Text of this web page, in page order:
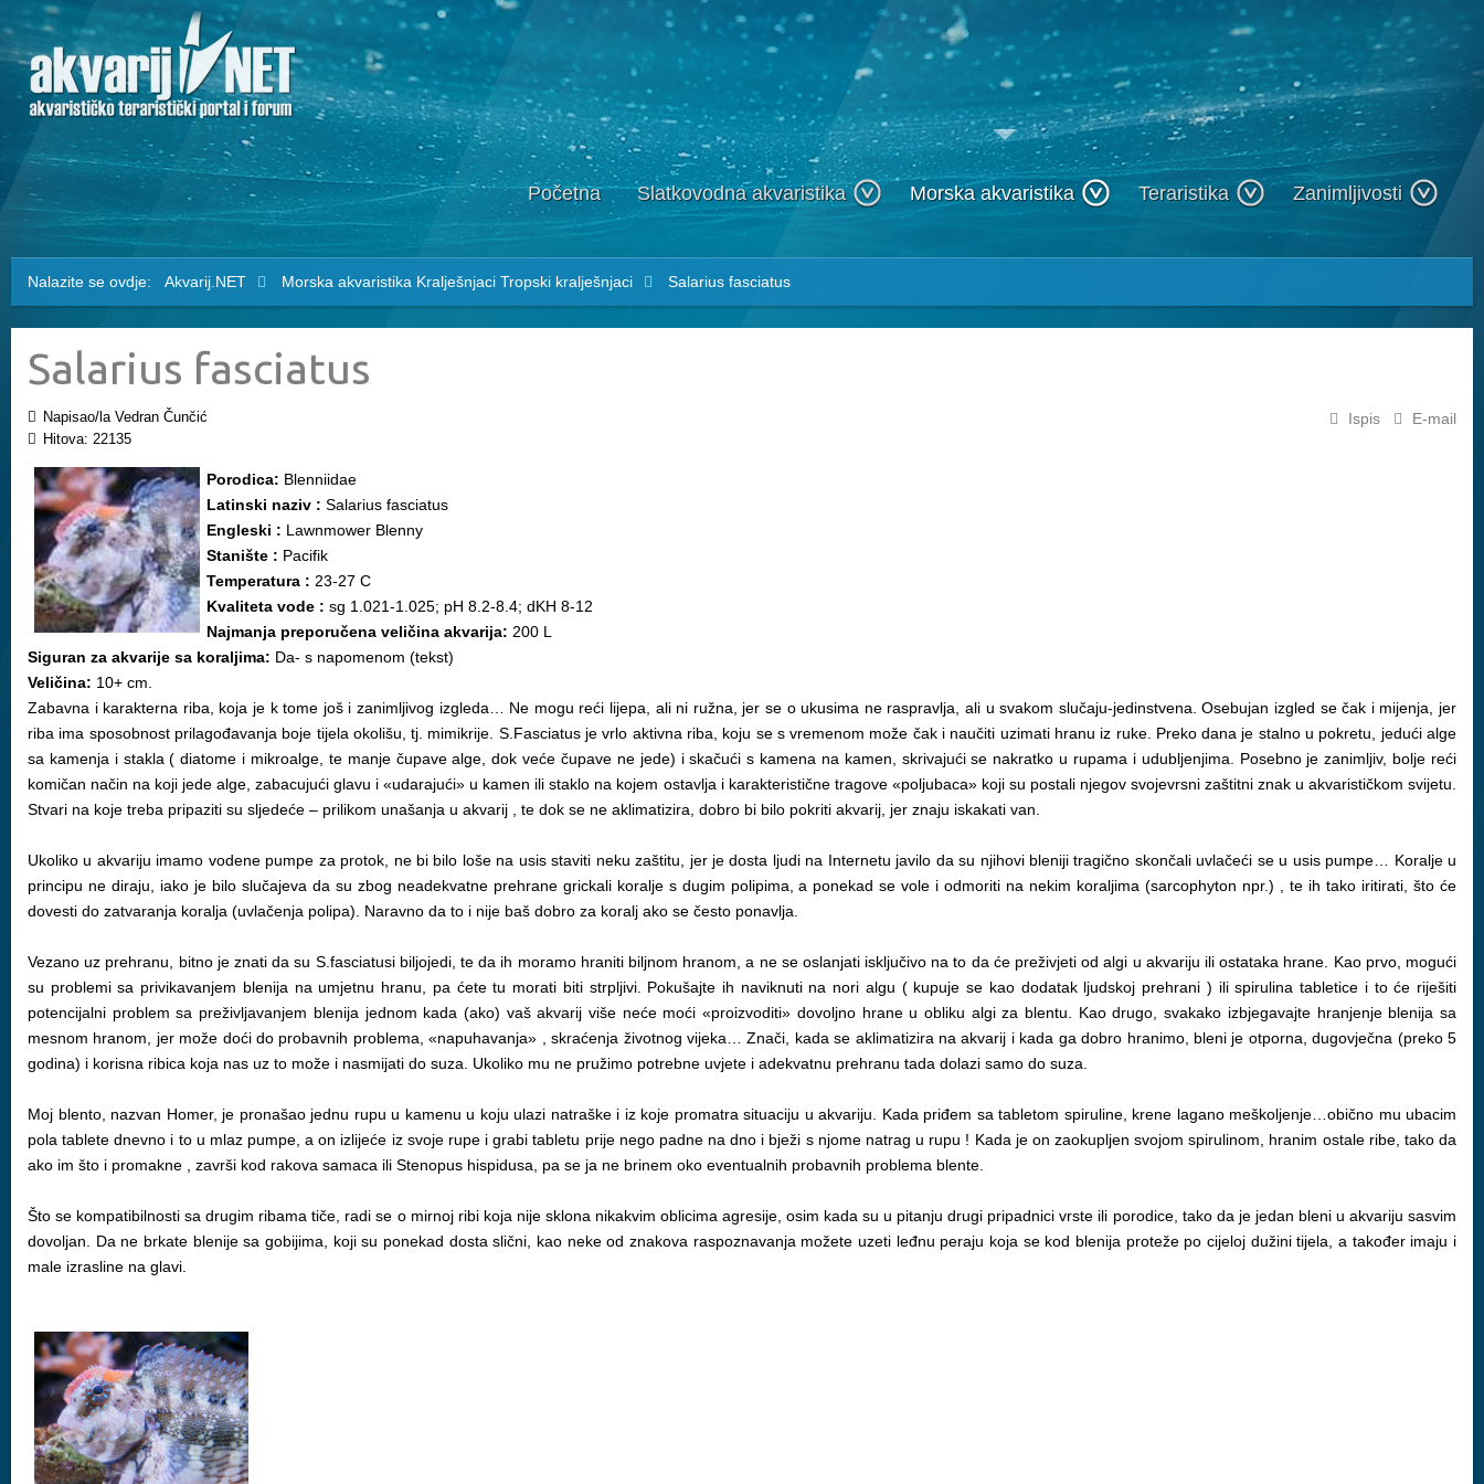
Početna Slatkovodna akvaristika Morska akvaristika Teraristika Zanimljivosti
Nalazite se ovdje: Akvarij.NET Morska akvaristika Kralješnjaci Tropski kralješnjaci Salarius fasciatus
Salarius fasciatus
Ispis E-mail
Napisao/la Vedran Čunčić
Hitova: 22135
Porodica: Blenniidae
Latinski naziv : Salarius fasciatus
Engleski : Lawnmower Blenny
Stanište : Pacifik
Temperatura : 23-27 C
Kvaliteta vode : sg 1.021-1.025; pH 8.2-8.4; dKH 8-12
Najmanja preporučena veličina akvarija: 200 L
Siguran za akvarije sa koraljima: Da- s napomenom (tekst)
Veličina: 10+ cm.
Zabavna i karakterna riba, koja je k tome još i zanimljivog izgleda… Ne mogu reći lijepa, ali ni ružna, jer se o ukusima ne raspravlja, ali u svakom slučaju-jedinstvena. Osebujan izgled se čak i mijenja, jer
riba ima sposobnost prilagođavanja boje tijela okolišu, tj. mimikrije. S.Fasciatus je vrlo aktivna riba, koju se s vremenom može čak i naučiti uzimati hranu iz ruke. Preko dana je stalno u pokretu, jedući alge
sa kamenja i stakla ( diatome i mikroalge, te manje čupave alge, dok veće čupave ne jede) i skačući s kamena na kamen, skrivajući se nakratko u rupama i udubljenjima. Posebno je zanimljiv, bolje reći
komičan način na koji jede alge, zabacujući glavu i «udarajući» u kamen ili staklo na kojem ostavlja i karakteristične tragove «poljubaca» koji su postali njegov svojevrsni zaštitni znak u akvarističkom svijetu.
Stvari na koje treba pripaziti su sljedeće – prilikom unašanja u akvarij , te dok se ne aklimatizira, dobro bi bilo pokriti akvarij, jer znaju iskakati van.
Ukoliko u akvariju imamo vodene pumpe za protok, ne bi bilo loše na usis staviti neku zaštitu, jer je dosta ljudi na Internetu javilo da su njihovi bleniji tragično skončali uvlačeći se u usis pumpe… Koralje u
principu ne diraju, iako je bilo slučajeva da su zbog neadekvatne prehrane grickali koralje s dugim polipima, a ponekad se vole i odmoriti na nekim koraljima (sarcophyton npr.) , te ih tako iritirati, što će
dovesti do zatvaranja koralja (uvlačenja polipa). Naravno da to i nije baš dobro za koralj ako se često ponavlja.
Vezano uz prehranu, bitno je znati da su S.fasciatusi biljojedi, te da ih moramo hraniti biljnom hranom, a ne se oslanjati isključivo na to da će preživjeti od algi u akvariju ili ostataka hrane. Kao prvo, mogući
su problemi sa privikavanjem blenija na umjetnu hranu, pa ćete tu morati biti strpljivi. Pokušajte ih naviknuti na nori algu ( kupuje se kao dodatak ljudskoj prehrani ) ili spirulina tabletice i to će riješiti
potencijalni problem sa preživljavanjem blenija jednom kada (ako) vaš akvarij više neće moći «proizvoditi» dovoljno hrane u obliku algi za blentu. Kao drugo, svakako izbjegavajte hranjenje blenija sa
mesnom hranom, jer može doći do probavnih problema, «napuhavanja» , skraćenja životnog vijeka… Znači, kada se aklimatizira na akvarij i kada ga dobro hranimo, bleni je otporna, dugovječna (preko 5
godina) i korisna ribica koja nas uz to može i nasmijati do suza. Ukoliko mu ne pružimo potrebne uvjete i adekvatnu prehranu tada dolazi samo do suza.
Moj blento, nazvan Homer, je pronašao jednu rupu u kamenu u koju ulazi natraške i iz koje promatra situaciju u akvariju. Kada priđem sa tabletom spiruline, krene lagano meškoljenje…obično mu ubacim
pola tablete dnevno i to u mlaz pumpe, a on izlijeće iz svoje rupe i grabi tabletu prije nego padne na dno i bježi s njome natrag u rupu ! Kada je on zaokupljen svojom spirulinom, hranim ostale ribe, tako da
ako im što i promakne , završi kod rakova samaca ili Stenopus hispidusa, pa se ja ne brinem oko eventualnih probavnih problema blente.
Što se kompatibilnosti sa drugim ribama tiče, radi se o mirnoj ribi koja nije sklona nikakvim oblicima agresije, osim kada su u pitanju drugi pripadnici vrste ili porodice, tako da je jedan bleni u akvariju sasvim
dovoljan. Da ne brkate blenije sa gobijima, koji su ponekad dosta slični, kao neke od znakova raspoznavanja možete uzeti leđnu peraju koja se kod blenija proteže po cijeloj dužini tijela, a također imaju i
male izrasline na glavi.